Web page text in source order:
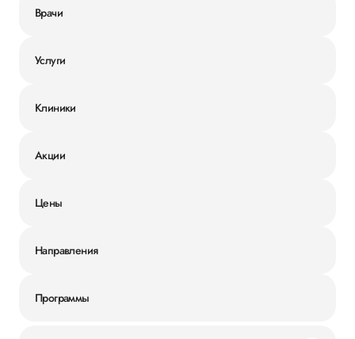
Врачи
Услуги
Клиники
Акции
Цены
Направления
Программы